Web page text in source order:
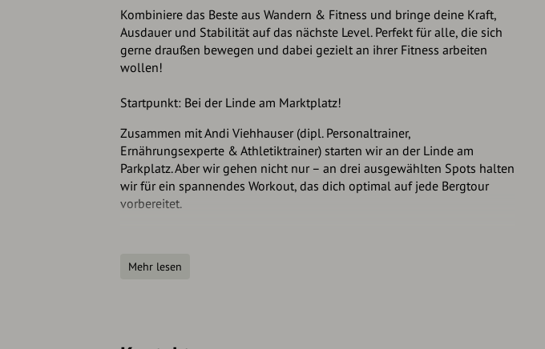
Kombiniere das Beste aus Wandern & Fitness und bringe deine Kraft,
Ausdauer und Stabilität auf das nächste Level. Perfekt für alle, die sich
gerne draußen bewegen und dabei gezielt an ihrer Fitness arbeiten
wollen!
Startpunkt: Bei der Linde am Marktplatz!
Zusammen mit Andi Viehhauser (dipl. Personaltrainer,
Ernährungsexperte & Athletiktrainer) starten wir an der Linde am
Parkplatz. Aber wir gehen nicht nur – an drei ausgewählten Spots halten
wir für ein spannendes Workout, das dich optimal auf jede Bergtour
vorbereitet.
Burghügel Wagrain – Aktivierung der Muskulatur & Mobilisation
Mehr lesen